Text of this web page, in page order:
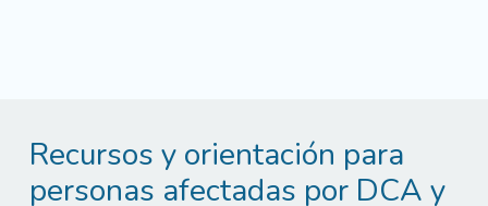
Recursos y orientación para
personas afectadas por DCA y